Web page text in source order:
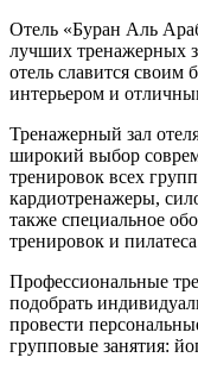
Отель «Буран Аль
лучших тренажерных
отель славится
интерьером и
Тренажерный зал
широкий выбор
тренировок всех
кардиотренажеры,
также специальное
тренировок и
Профессиональные
подобрать
провести
групповые занятия: